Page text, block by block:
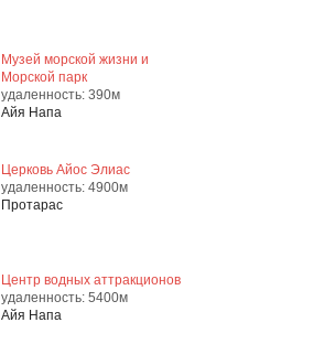
Музей морской жизни и
Морской парк
удаленность: 390м
Айя Напа
Церковь Айос Элиас
удаленность: 4900м
Протарас
Центр водных аттракционов
удаленность: 5400м
Айя Напа